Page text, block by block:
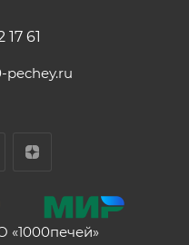
61
pechey.ru